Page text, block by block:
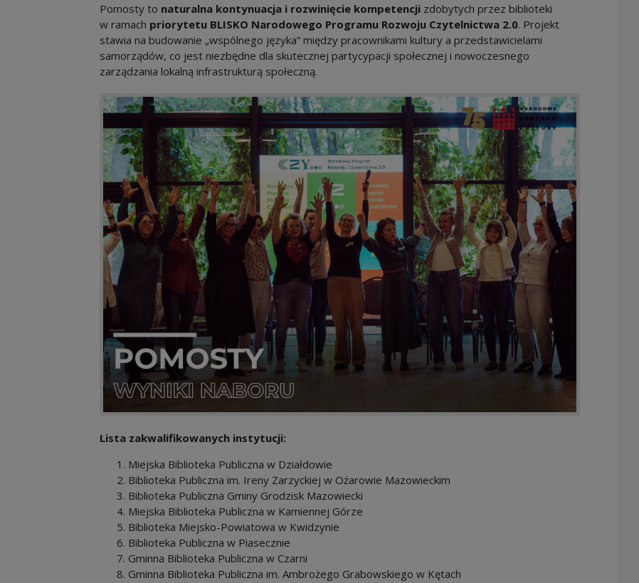
Pomosty to naturalna kontynuacja i rozwinięcie kompetencjizdobytych przez biblioteki
w ramach priorytetu BLISKO Narodowego Programu Rozwoju Czytelnictwa 2.0. Projekt
stawia na budowanie „wspólnego języka” między pracownikami kultury a przedstawicielami
samorządów, co jest niezbędne dla skutecznej partycypacji społecznej i nowoczesnego
zarządzania lokalną infrastrukturą społeczną.
Lista zakwalifikowanych instytucji:
Miejska Biblioteka Publiczna w Działdowie
Biblioteka Publiczna im. Ireny Zarzyckiej w Ożarowie Mazowieckim
Biblioteka Publiczna Gminy Grodzisk Mazowiecki
Miejska Biblioteka Publiczna w Kamiennej Górze
Biblioteka Miejsko-Powiatowa w Kwidzynie
Biblioteka Publiczna w Piasecznie
Gminna Biblioteka Publiczna w Czarni
Gminna Biblioteka Publiczna im. Ambrożego Grabowskiego w Kętach